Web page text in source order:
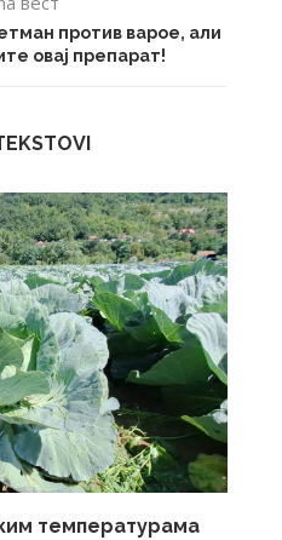
против варое, али
овај препарат!
температурама